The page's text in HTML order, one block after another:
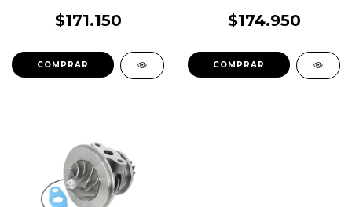
$171.150 $174.950